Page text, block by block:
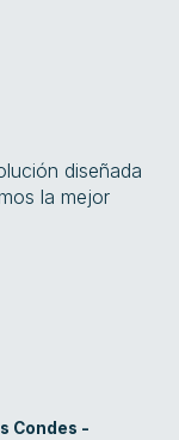
diseñada
la mejor
Condes -